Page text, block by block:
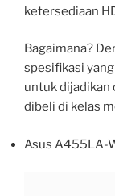
ketersediaan
Bagaimana?
spesifikasi
untuk dijadikan
dibeli di kelas
Asus A455LA-